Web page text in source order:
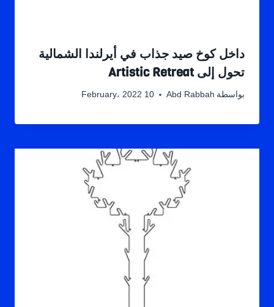
داخل كوخ صيد جذاب في أيرلندا الشمالية
تحول إلى Artistic Retreat
بواسطة Abd Rabbah 10 February، 2022